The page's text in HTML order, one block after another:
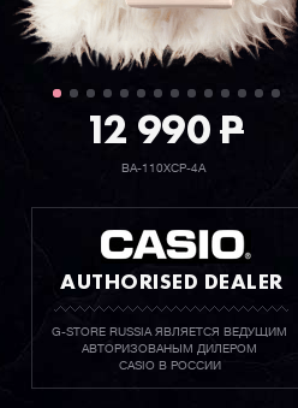
12 990P
BA-110XCP-4A
AUTHORISED DEALER
G-STORE RUSSIA ЯВЛЯЕТСЯ ВЕДУЩИМ
АВТОРИЗОВАНЫМ ДИЛЕРОМ
CASIO В РОССИИ